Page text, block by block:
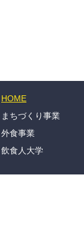
HOME
まちづくり事業
外食事業
飲食人大学